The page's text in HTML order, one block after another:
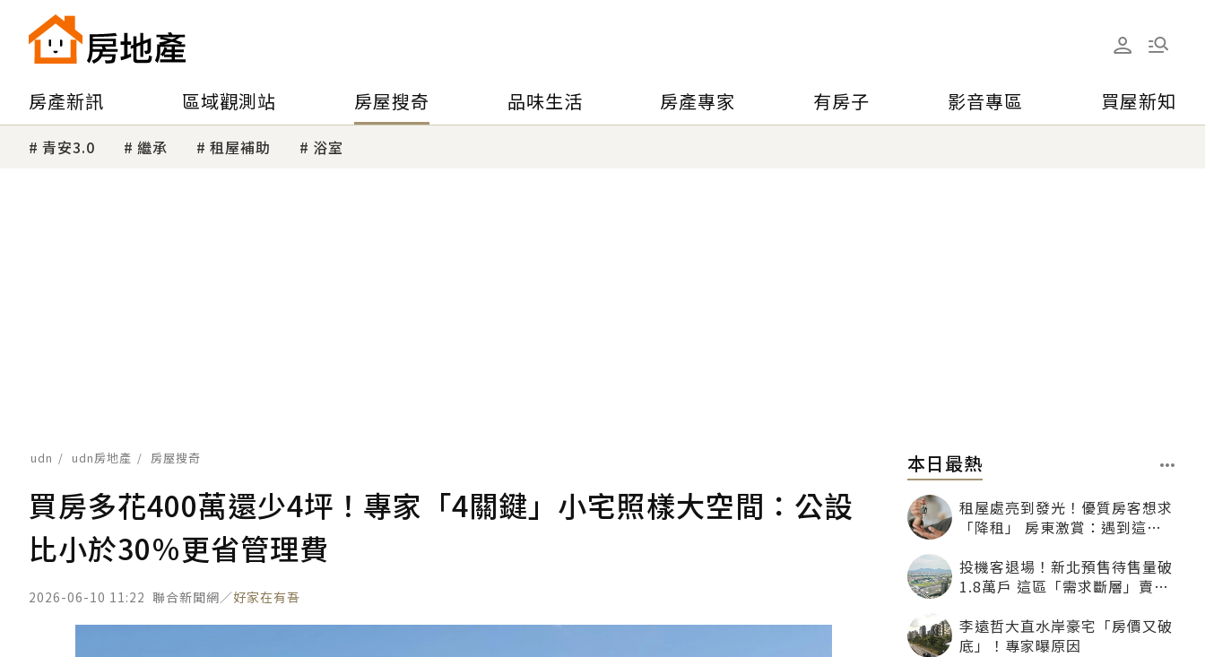
房產新訊 區域觀測站 房屋搜奇 品味生活 房產專家 有房子 影音專區 買屋新知
青安3.0 繼承 租屋補助 浴室
udn udn房地產 房屋搜奇
買房多花400萬還少4坪！專家「4關鍵」小宅照樣大空間：公設
比小於30％更省管理費
2026-06-10 11:22 聯合新聞網／好家在有吾
本日最熱
租屋處亮到發光！優質房客想求
「降租」 房東激賞：遇到這種
投機客退場！新北預售待售量破
1.8萬戶 這區「需求斷層」賣壓
李遠哲大直水岸豪宅「房價又破
底」！專家曝原因